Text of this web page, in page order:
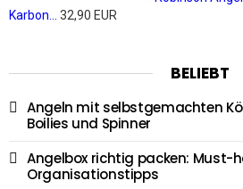
Karbon...
32,90 EUR
BELIEBT
Angeln mit selbstgemachten
Boilies und Spinner
Angelbox richtig packen: Must-
Organisationstipps